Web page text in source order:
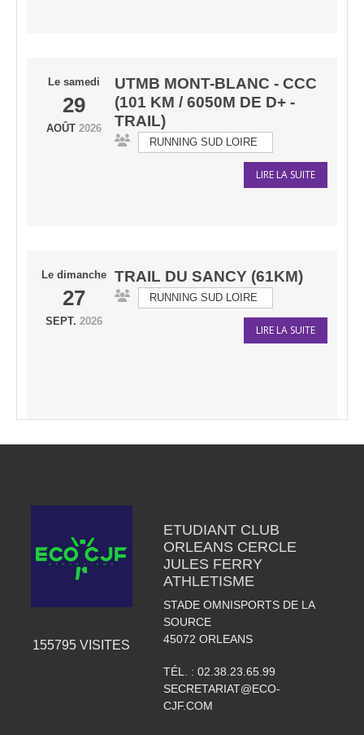
Le samedi
29
AOÛT 2026
UTMB MONT-BLANC - CCC
(101 KM / 6050M DE D+ -
TRAIL)
RUNNING SUD LOIRE
LIRE LA SUITE
Le dimanche
27
SEPT. 2026
TRAIL DU SANCY (61KM)
RUNNING SUD LOIRE
LIRE LA SUITE
155795 VISITES
ETUDIANT CLUB
ORLEANS CERCLE
JULES FERRY
ATHLETISME
STADE OMNISPORTS DE LA
SOURCE
45072 ORLEANS
TÉL. : 02.38.23.65.99
SECRETARIAT@ECO-
CJF.COM